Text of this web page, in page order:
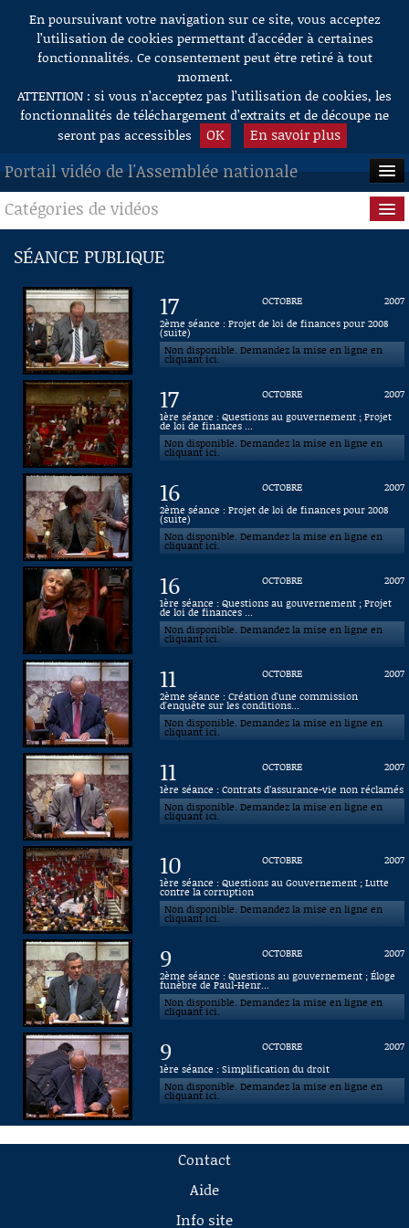
Aller au contenu
En poursuivant votre navigation sur ce site, vous acceptez
l’utilisation de cookies permettant d'accéder à certaines
fonctionnalités. Ce consentement peut être retiré à tout
moment.
ATTENTION : si vous n’acceptez pas l’utilisation de cookies, les
fonctionnalités de téléchargement d’extraits et de découpe ne
seront pas accessibles
OK En savoir plus
Portail vidéo de l'Assemblée nationale
ACCUEIL
EN DIRECT
À LA DEMANDE
RECHERCHE
AIDE À LA DÉCOUPE
DE VIDÉOS
Catégories de vidéos
Séance publique
Questions au Gouvernement
Commissions
Présidence
Évènements
Connaissance, Histoire
SÉANCE PUBLIQUE
17 OCTOBRE
2007
2ème séance : Projet de loi de finances pour 2008
(suite)
Non disponible. Demandez la mise en ligne en
cliquant ici.
17 OCTOBRE
2007
1ère séance : Questions au gouvernement ; Projet
de loi de finances ...
Non disponible. Demandez la mise en ligne en
cliquant ici.
16 OCTOBRE
2007
2ème séance : Projet de loi de finances pour 2008
(suite)
Non disponible. Demandez la mise en ligne en
cliquant ici.
16 OCTOBRE
2007
1ère séance : Questions au gouvernement ; Projet
de loi de finances ...
Non disponible. Demandez la mise en ligne en
cliquant ici.
11 OCTOBRE
2007
2ème séance : Création d'une commission
d'enquête sur les conditions...
Non disponible. Demandez la mise en ligne en
cliquant ici.
11 OCTOBRE
2007
1ère séance : Contrats d’assurance-vie non réclamés
Non disponible. Demandez la mise en ligne en
cliquant ici.
10 OCTOBRE
2007
1ère séance : Questions au Gouvernement ; Lutte
contre la corruption
Non disponible. Demandez la mise en ligne en
cliquant ici.
9 OCTOBRE
2007
2ème séance : Questions au gouvernement ; Éloge
funèbre de Paul-Henr...
Non disponible. Demandez la mise en ligne en
cliquant ici.
9 OCTOBRE
2007
1ère séance : Simplification du droit
Non disponible. Demandez la mise en ligne en
cliquant ici.
Contact
Aide
Info site